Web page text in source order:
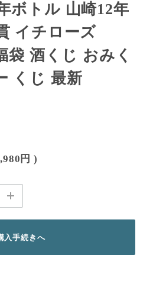
ボトル 山崎12年
イチローズ
袋 酒くじ おみく
くじ 最新
円 )
入手続きへ